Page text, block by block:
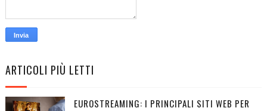
ARTICOLI PIÙ LETTI
EUROSTREAMING: I PRINCIPALI SITI WEB PER